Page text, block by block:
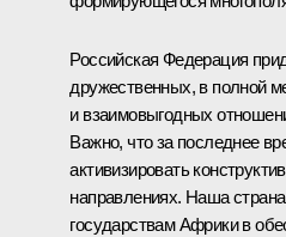
Российская Федерация
дружественных, в полной
и взаимовыгодных
Важно, что за последнее
активизировать
направлениях. Наша
государствам Африки в